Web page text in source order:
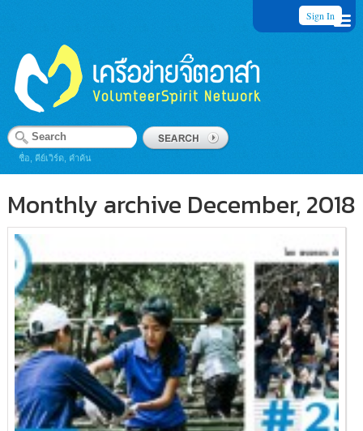
Sign In
ชื่อ, คีย์เวิร์ด, คำค้น
Monthly archive December, 2018